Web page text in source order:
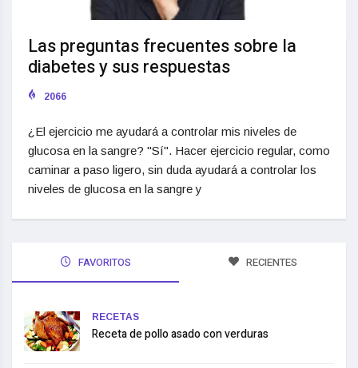
Las preguntas frecuentes sobre la
diabetes y sus respuestas
2066
¿El ejercicio me ayudará a controlar mis niveles de
glucosa en la sangre? "Sí". Hacer ejercicio regular, como
caminar a paso ligero, sin duda ayudará a controlar los
niveles de glucosa en la sangre y
FAVORITOS RECIENTES
RECETAS
Receta de pollo asado con verduras